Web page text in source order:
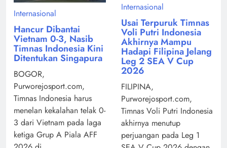
Internasional
Hancur Dibantai
Vietnam 0-3, Nasib
Timnas Indonesia Kini
Ditentukan Singapura
BOGOR,
Purworejosport.com,
Timnas Indonesia harus
menelan kekalahan telak 0-
3 dari Vietnam pada laga
ketiga Grup A Piala AFF
Internasional
Usai Terpuruk Timnas
Voli Putri Indonesia
Akhirnya Mampu
Hadapi Filipina Jelang
Leg 2 SEA V Cup
2026
FILIPINA,
Purworejosport.com,
Timnas Voli Putri Indonesia
akhirnya menutup
perjuangan pada Leg 1